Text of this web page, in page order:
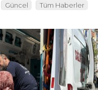
Güncel Tüm Haberler